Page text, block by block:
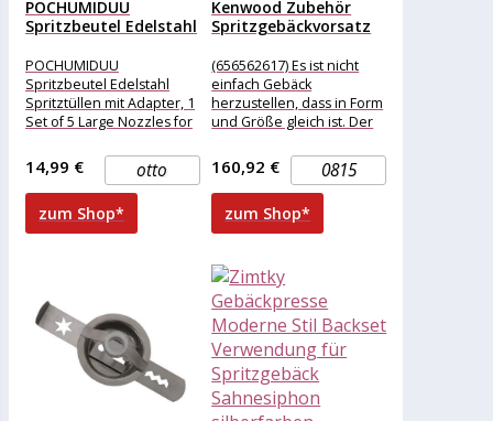
POCHUMIDUU
Spritzbeutel Edelstahl
Adapter, 1...
POCHUMIDUU
Spritzbeutel Edelstahl
Spritztüllen mit Adapter, 1
Set of 5 Large Nozzles for
Spritzgebäck und
Dekorieren von
otto
14,99 €
zum Shop*
Kenwood Zubehör
Spritzgebäckvorsatz
Küchenmaschinen-
Zubehör
(656562617) Es ist nicht
einfach Gebäck
herzustellen, dass in Form
und Größe gleich ist. Der
kreiert worden, um0815
160,92 €
zum Shop*